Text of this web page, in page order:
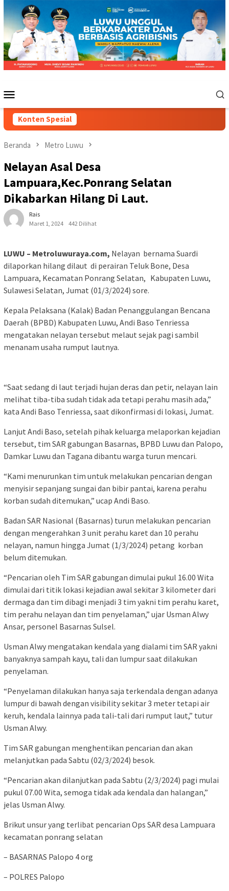
Loncat
ke
konten
Mobile
Konten Spesial
Beranda Metro Luwu
Nelayan Asal Desa
Lampuara,Kec.Ponrang Selatan
Dikabarkan Hilang Di Laut.
Rais
Maret 1, 2024
442 Dilihat
LUWU – Metroluwuraya.com, Nelayan bernama Suardi
dilaporkan hilang dilaut di perairan Teluk Bone, Desa
Lampuara, Kecamatan Ponrang Selatan, Kabupaten Luwu,
Sulawesi Selatan, Jumat (01/3/2024) sore.
Kepala Pelaksana (Kalak) Badan Penanggulangan Bencana
Daerah (BPBD) Kabupaten Luwu, Andi Baso Tenriessa
mengatakan nelayan tersebut melaut sejak pagi sambil
menanam usaha rumput lautnya.
“Saat sedang di laut terjadi hujan deras dan petir, nelayan lain
melihat tiba-tiba sudah tidak ada tetapi perahu masih ada,”
kata Andi Baso Tenriessa, saat dikonfirmasi di lokasi, Jumat.
Lanjut Andi Baso, setelah pihak keluarga melaporkan kejadian
tersebut, tim SAR gabungan Basarnas, BPBD Luwu dan Palopo,
Damkar Luwu dan Tagana dibantu warga turun mencari.
“Kami menurunkan tim untuk melakukan pencarian dengan
menyisir sepanjang sungai dan bibir pantai, karena perahu
korban sudah ditemukan,” ucap Andi Baso.
Badan SAR Nasional (Basarnas) turun melakukan pencarian
dengan mengerahkan 3 unit perahu karet dan 10 perahu
nelayan, namun hingga Jumat (1/3/2024) petang korban
belum ditemukan.
“Pencarian oleh Tim SAR gabungan dimulai pukul 16.00 Wita
dimulai dari titik lokasi kejadian awal sekitar 3 kilometer dari
dermaga dan tim dibagi menjadi 3 tim yakni tim perahu karet,
tim perahu nelayan dan tim penyelaman,” ujar Usman Alwy
Ansar, personel Basarnas Sulsel.
Usman Alwy mengatakan kendala yang dialami tim SAR yakni
banyaknya sampah kayu, tali dan lumpur saat dilakukan
penyelaman.
“Penyelaman dilakukan hanya saja terkendala dengan adanya
lumpur di bawah dengan visibility sekitar 3 meter tetapi air
keruh, kendala lainnya pada tali-tali dari rumput laut,” tutur
Usman Alwy.
Tim SAR gabungan menghentikan pencarian dan akan
melanjutkan pada Sabtu (02/3/2024) besok.
“Pencarian akan dilanjutkan pada Sabtu (2/3/2024) pagi mulai
pukul 07.00 Wita, semoga tidak ada kendala dan halangan,”
jelas Usman Alwy.
Brikut unsur yang terlibat pencarian Ops SAR desa Lampuara
kecamatan ponrang selatan
– BASARNAS Palopo 4 org
– POLRES Palopo